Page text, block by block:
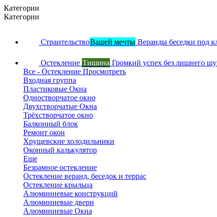
Категории
Категории
СтраительствоВашей мечты Веранды беседки под
Остекление Тишина Громкий успех без лишнего
Все - Остекление Просмотреть
Входная группа
Пластиковые Окна
Одностворчатое окно
Двухстворчатые Окна
Трёхстворчатое окно
Балконный блок
Ремонт окон
Хрущевские холодильники
Оконный калькулятор
Еще
Безрамное остекление
Остекление веранд, беседок и террас
Остекление крыльца
Алюминиевые конструкций
Алюминиевые двери
Алюминиевые Окна